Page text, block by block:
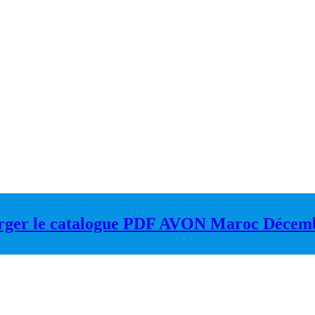
le catalogue PDF AVON Maroc